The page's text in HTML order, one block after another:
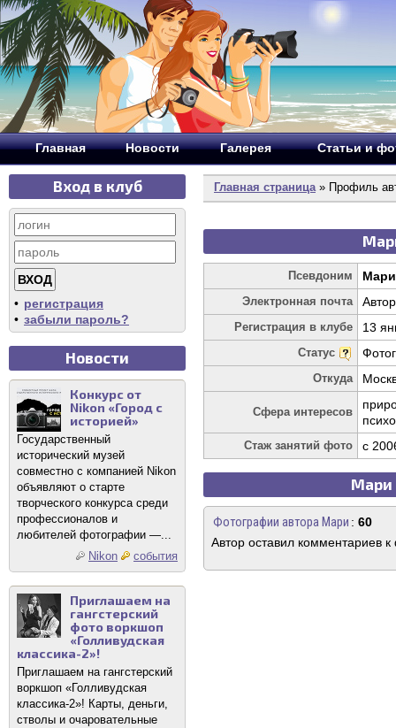
Главная Новости Галерея Статьи и
Вход в клуб
• регистрация
• забыли пароль?
Новости
Конкурс от
Nikon «Город с
историей»
Государственный
исторический музей
совместно с компанией Nikon
объявляют о старте
творческого конкурса среди
профессионалов и
любителей фотографии —...
Nikon
события
Приглашаем на
гангстерский
фото воркшоп
«Голливудская
классика-2»!
Приглашаем на гангстерский
воркшоп «Голливудская
классика-2»! Карты, деньги,
стволы и очаровательные
Главная страница» Профиль
Псевдоним Мари
Электронная почта
Регистрация в клубе 13
Статус
Откуда
Сфера интересов
Стаж занятий фото c
Мари
Фотографии автора Мари : 60
Автор оставил комментариев